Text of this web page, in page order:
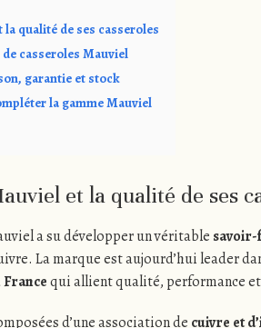
qualité de ses casseroles
casseroles Mauviel
garantie et stock
la gamme Mauviel
et la qualité de ses
a su développer un véritable
La marque est aujourd’hui leader
qui allient qualité, performance
d’une association de cuivre et